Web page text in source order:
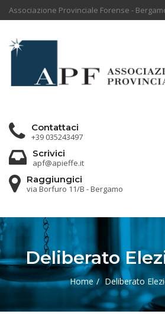
Associazione Provinciale Forense -
Contattaci
+39 035243497
Scrivici
apf@apieffe.it
Raggiungici
via Borfuro 11/B - Bergamo
Deliberato
Home Deliberato